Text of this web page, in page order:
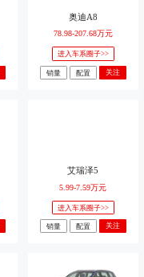
奥迪A8
78.98-207.68万元
进入车系圈子>>
销量 配置 关注
艾瑞泽5
5.99-7.59万元
进入车系圈子>>
销量 配置 关注